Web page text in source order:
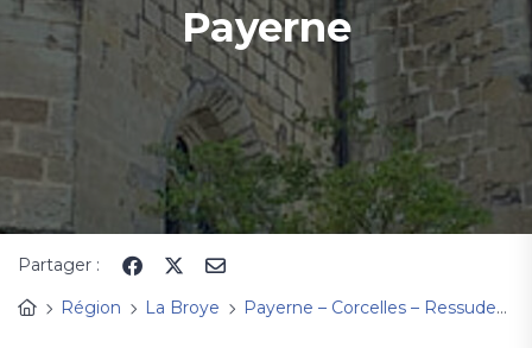
Payerne
Partager :
Région
La Broye Payerne – Corcelles – Ressudens